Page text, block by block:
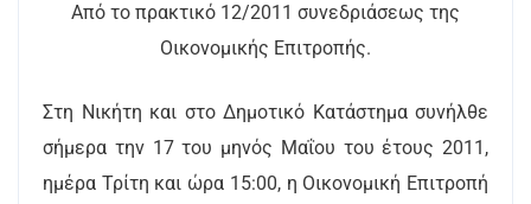
Από το πρακτικό 12/2011 συνεδριάσεως της
Οικονομικής Επιτροπής.
Στη Νικήτη και στο Δημοτικό Κατάστημα συνήλθε
σήμερα την 17 του μηνός Μαΐου του έτους 2011,
ημέρα Τρίτη και ώρα 15:00, η Οικονομική Επιτροπή